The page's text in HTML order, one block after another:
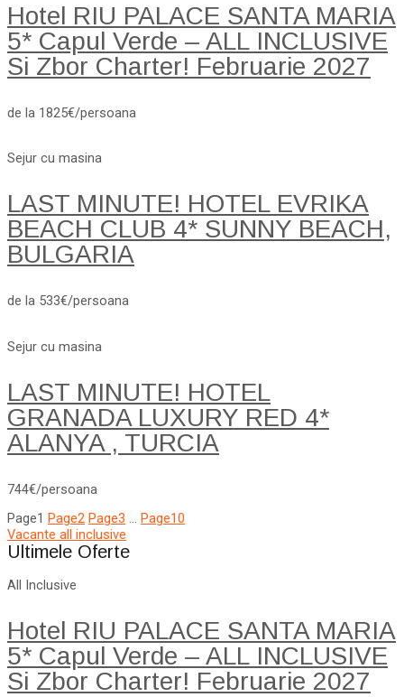
Hotel RIU PALACE SANTA MARIA
5* Capul Verde – ALL INCLUSIVE
Si Zbor Charter! Februarie 2027
de la 1825€/persoana
Sejur cu masina
LAST MINUTE! HOTEL EVRIKA
BEACH CLUB 4* SUNNY BEACH,
BULGARIA
de la 533€/persoana
Sejur cu masina
LAST MINUTE! HOTEL
GRANADA LUXURY RED 4*
ALANYA , TURCIA
744€/persoana
Page1 Page2 Page3 … Page10
Vacante all inclusive
Ultimele Oferte
All Inclusive
Hotel RIU PALACE SANTA MARIA
5* Capul Verde – ALL INCLUSIVE
Si Zbor Charter! Februarie 2027